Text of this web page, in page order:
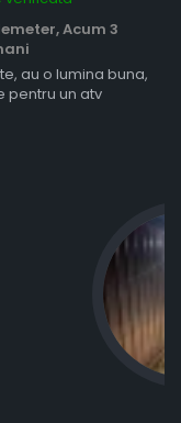
Acum 3
au o lumina buna,
pentru un atv